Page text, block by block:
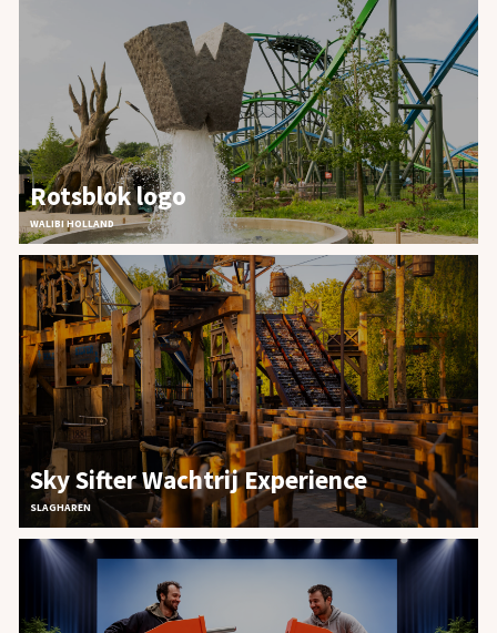
Rotsblok logo
WALIBI HOLLAND
Sky Sifter Wachtrij Experience
SLAGHAREN